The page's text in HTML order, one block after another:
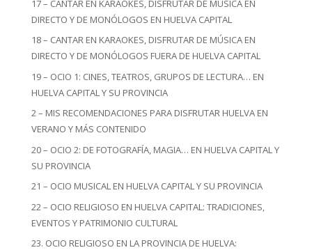
17 – CANTAR EN KARAOKES, DISFRUTAR DE MÚSICA EN
DIRECTO Y DE MONÓLOGOS EN HUELVA CAPITAL
18 – CANTAR EN KARAOKES, DISFRUTAR DE MÚSICA EN
DIRECTO Y DE MONÓLOGOS FUERA DE HUELVA CAPITAL
19 – OCIO 1: CINES, TEATROS, GRUPOS DE LECTURA… EN
HUELVA CAPITAL Y SU PROVINCIA
2 – MIS RECOMENDACIONES PARA DISFRUTAR HUELVA EN
VERANO Y MÁS CONTENIDO
20 – OCIO 2: DE FOTOGRAFÍA, MAGIA… EN HUELVA CAPITAL Y
SU PROVINCIA
21 – OCIO MUSICAL EN HUELVA CAPITAL Y SU PROVINCIA
22 – OCIO RELIGIOSO EN HUELVA CAPITAL: TRADICIONES,
EVENTOS Y PATRIMONIO CULTURAL
23. OCIO RELIGIOSO EN LA PROVINCIA DE HUELVA: